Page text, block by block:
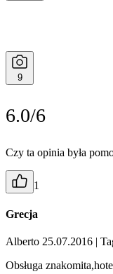
9
6.0/6
Czy ta opinia była
1
Grecja
Alberto 25.07.2016 |
Obsługa